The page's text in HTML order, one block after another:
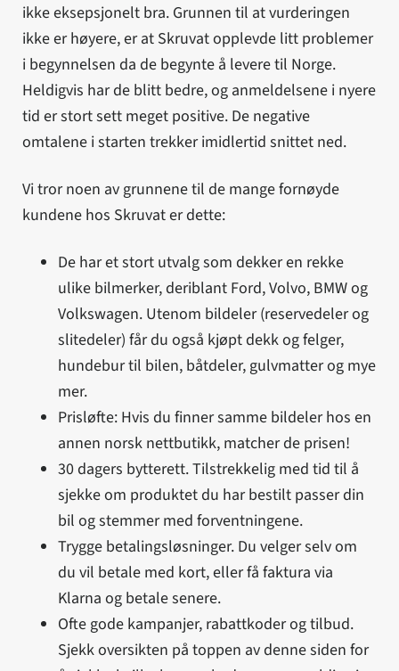
ikke eksepsjonelt bra. Grunnen til at vurderingen
ikke er høyere, er at Skruvat opplevde litt problemer
i begynnelsen da de begynte å levere til Norge.
Heldigvis har de blitt bedre, og anmeldelsene i nyere
tid er stort sett meget positive. De negative
omtalene i starten trekker imidlertid snittet ned.
Vi tror noen av grunnene til de mange fornøyde
kundene hos Skruvat er dette:
De har et stort utvalg som dekker en rekke
ulike bilmerker, deriblant Ford, Volvo, BMW og
Volkswagen. Utenom bildeler (reservedeler og
slitedeler) får du også kjøpt dekk og felger,
hundebur til bilen, båtdeler, gulvmatter og mye
mer.
Prisløfte: Hvis du finner samme bildeler hos en
annen norsk nettbutikk, matcher de prisen!
30 dagers bytterett. Tilstrekkelig med tid til å
sjekke om produktet du har bestilt passer din
bil og stemmer med forventningene.
Trygge betalingsløsninger. Du velger selv om
du vil betale med kort, eller få faktura via
Klarna og betale senere.
Ofte gode kampanjer, rabattkoder og tilbud.
Sjekk oversikten på toppen av denne siden for